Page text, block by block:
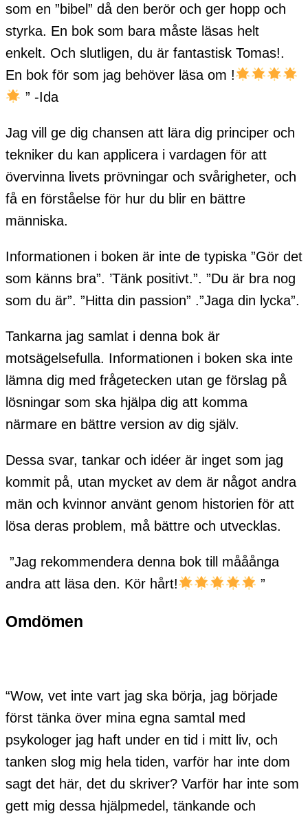
som en ”bibel” då den berör och ger hopp och
styrka. En bok som bara måste läsas helt
enkelt. Och slutligen, du är fantastisk Tomas!.
En bok för som jag behöver läsa om !
” -Ida
Jag vill ge dig chansen att lära dig principer och
tekniker du kan applicera i vardagen för att
övervinna livets prövningar och svårigheter, och
få en förståelse för hur du blir en bättre
människa.
Informationen i boken är inte de typiska ”Gör det
som känns bra”. ’Tänk positivt.”. ”Du är bra nog
som du är”. ”Hitta din passion” .”Jaga din lycka”.
Tankarna jag samlat i denna bok är
motsägelsefulla. Informationen i boken ska inte
lämna dig med frågetecken utan ge förslag på
lösningar som ska hjälpa dig att komma
närmare en bättre version av dig själv.
Dessa svar, tankar och idéer är inget som jag
kommit på, utan mycket av dem är något andra
män och kvinnor använt genom historien för att
lösa deras problem, må bättre och utvecklas.
”Jag rekommendera denna bok till mååånga
andra att läsa den. Kör hårt!
”
Omdömen
“Wow, vet inte vart jag ska börja, jag började
först tänka över mina egna samtal med
psykologer jag haft under en tid i mitt liv, och
tanken slog mig hela tiden, varför har inte dom
sagt det här, det du skriver? Varför har inte som
gett mig dessa hjälpmedel, tänkande och